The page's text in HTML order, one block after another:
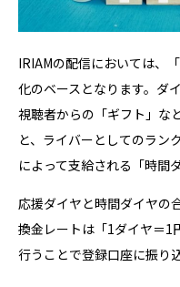
IRIAMの配信においては、
化のベースとなります。ダ
視聴者からの「ギフト」な
と、ライバーとしてのラン
によって支給される「時間
応援ダイヤと時間ダイヤの
換金レートは「1ダイヤ＝1
行うことで登録口座に振り